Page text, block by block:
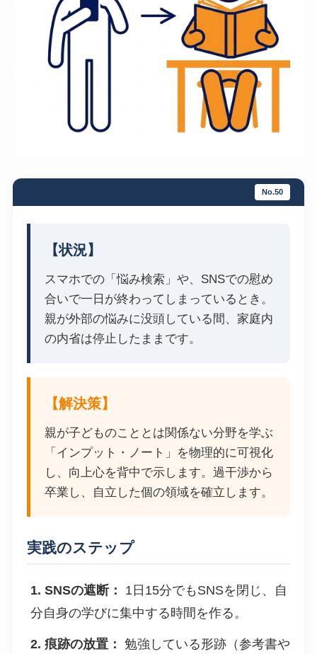
No.50
【状況】
スマホでの「悩み検索」や、SNSでの慰め
合いで一日が終わってしまっているとき。
親が外部の悩みに没頭している間、家庭内
の内省は停止したままです。
【解決策】
親が子どものこととは関係ない分野を学ぶ
「インプット・ノート」を物理的に可視化
し、向上心を背中で示します。過干渉から
卒業し、自立した個の領域を確立します。
実践のステップ
1. SNSの遮断：
1日15分でもSNSを閉じ、自
分自身の学びに集中する時間を作る。
2. 痕跡の放置： 勉強している形跡（参考書や